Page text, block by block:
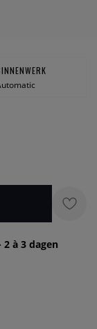
à 3 dagen